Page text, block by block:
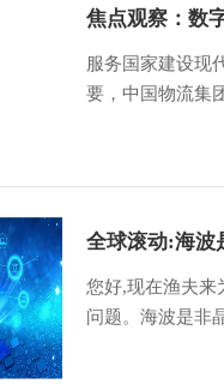
焦点观察：数
物流行业高质
服务国家建设现
要，中国物流集
综合物流“国家
全球滚动:海波
是晶体吗）
您好,现在渔夫来
问题。海波是非
相信很多小伙伴